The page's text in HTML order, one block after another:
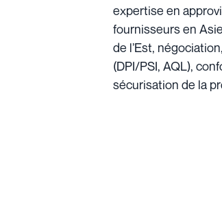
expertise en
fournisseurs en
de l’Est,
(DPI/PSI, AQL),
sécurisation de la